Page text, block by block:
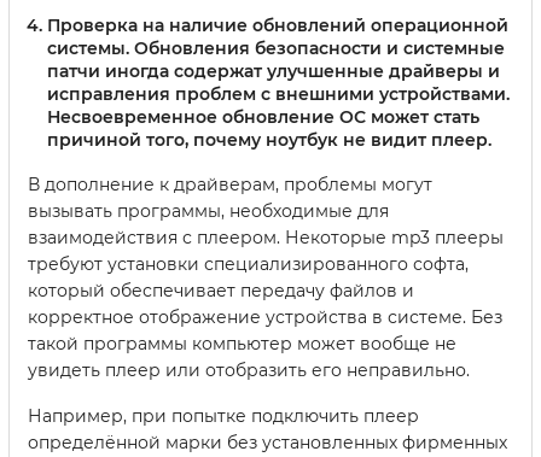
Проверка на наличие обновлений операционной
системы. Обновления безопасности и системные
патчи иногда содержат улучшенные драйверы и
исправления проблем с внешними устройствами.
Несвоевременное обновление ОС может стать
причиной того, почему ноутбук не видит плеер.
В дополнение к драйверам, проблемы могут
вызывать программы, необходимые для
взаимодействия с плеером. Некоторые mp3 плееры
требуют установки специализированного софта,
который обеспечивает передачу файлов и
корректное отображение устройства в системе. Без
такой программы компьютер может вообще не
увидеть плеер или отобразить его неправильно.
Например, при попытке подключить плеер
определённой марки без установленных фирменных